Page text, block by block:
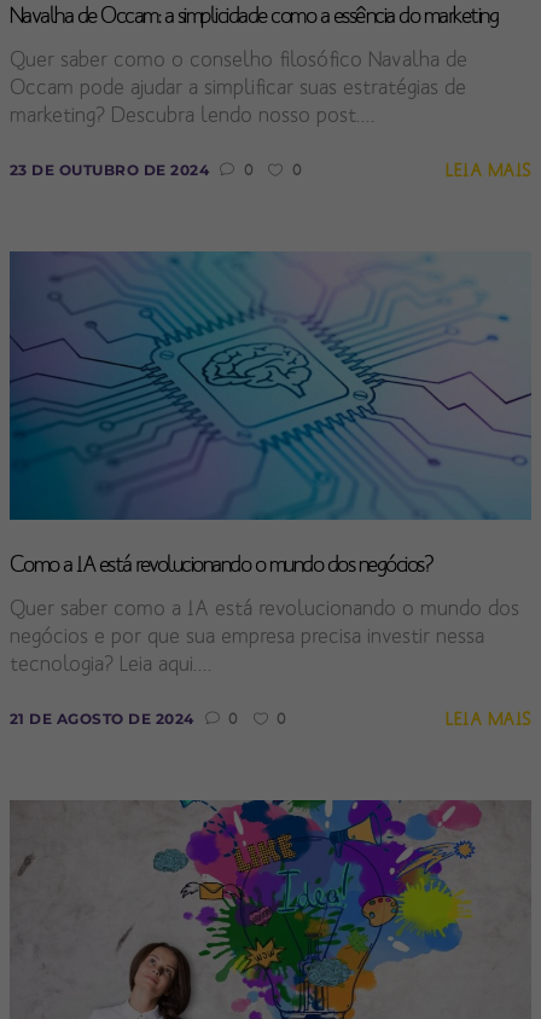
Navalha de Occam: a simplicidade como a essência do marketing
Quer saber como o conselho filosófico Navalha de
Occam pode ajudar a simplificar suas estratégias de
marketing? Descubra lendo nosso post....
23 DE OUTUBRO DE 2024 0 0 LEIA MAIS
Como a IA está revolucionando o mundo dos negócios?
Quer saber como a IA está revolucionando o mundo dos
negócios e por que sua empresa precisa investir nessa
tecnologia? Leia aqui....
21 DE AGOSTO DE 2024 0 0 LEIA MAIS